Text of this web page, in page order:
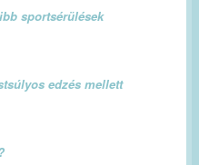
sportsérülések
edzés mellett